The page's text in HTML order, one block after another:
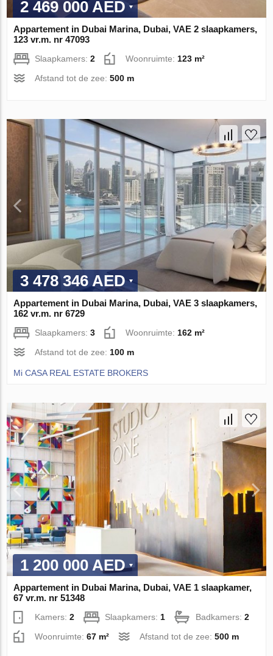
2 469 000 AED
Appartement in Dubai Marina, Dubai, VAE 2 slaapkamers,
123 vr.m. nr 47093
Slaapkamers:2 Woonruimte: 123 m²
Afstand tot de zee:500 m
3 478 346 AED
Appartement in Dubai Marina, Dubai, VAE 3 slaapkamers,
162 vr.m. nr 6729
Slaapkamers:3 Woonruimte:162 m²
Afstand tot de zee:100 m
Mi CASA REAL ESTATE BROKERS
1 200 000 AED
Appartement in Dubai Marina, Dubai, VAE 1 slaapkamer,
67 vr.m. nr 51348
Kamers:2 Slaapkamers: 1 Badkamers:2
Woonruimte:67 m² Afstand tot de zee:500 m